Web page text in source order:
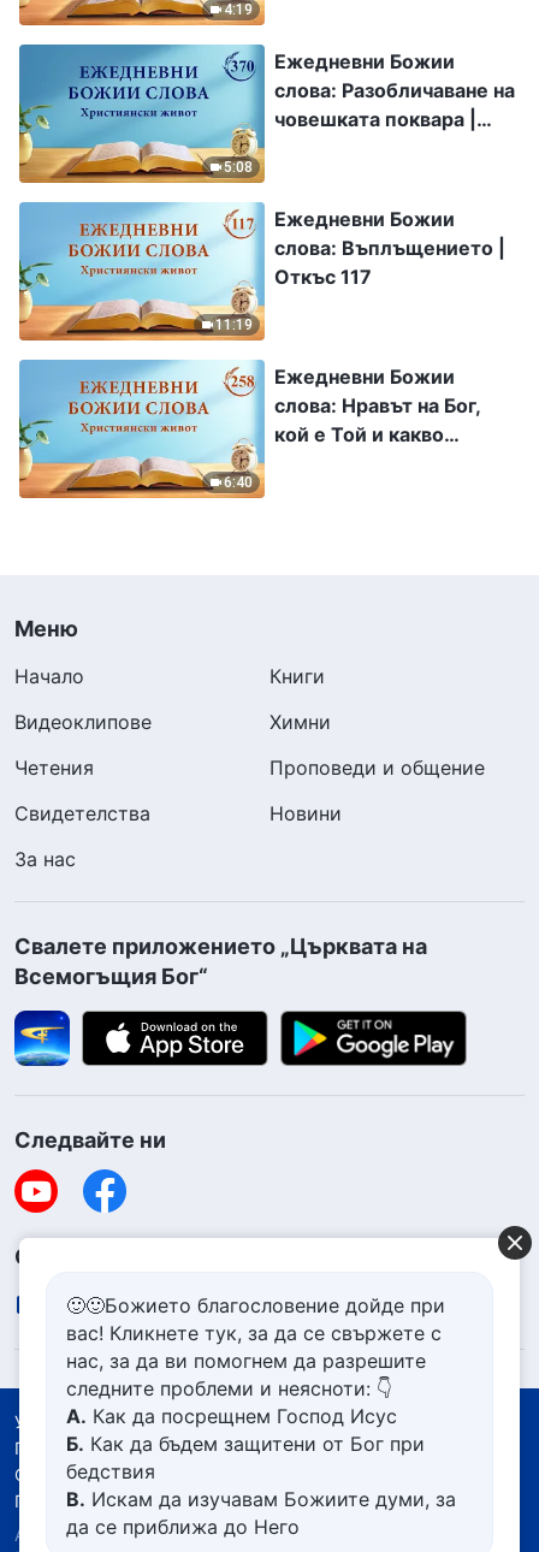
4:19
5:08
Ежедневни Божии
слова: Разобличаване на
човешката поквара |
11:19
Ежедневни Божии
слова: Въплъщението |
Откъс 117
6:40
Ежедневни Божии
слова: Нравът на Бог,
кой е Той и какво
Меню
Начало
Книги
Видеоклипове
Химни
Четения
Проповеди и общение
Свидетелства
Новини
За нас
Свалете приложението „Църквата на
Всемогъщия Бог“
Следвайте ни
Свържете се с нас
contact.bg@godfootsteps.org
Условия за ползване
Политика за поверителност
Със съдействието на
Политика за бисквитките
Авторско право © 2026 Църквата на Всемогъщия
🙂🙂Божието благословение дойде при
вас! Кликнете тук, за да се свържете с
нас, за да ви помогнем да разрешите
следните проблеми и неясноти: 👇
А. Как да посрещнем Господ Исус
Б. Как да бъдем защитени от Бог при
бедствия
В. Искам да изучавам Божиите думи, за
да се приближа до Него